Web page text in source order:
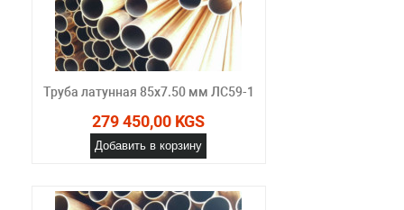
Труба латунная 85х7.50 мм ЛС59-1
279 450,00 KGS
Добавить в корзину